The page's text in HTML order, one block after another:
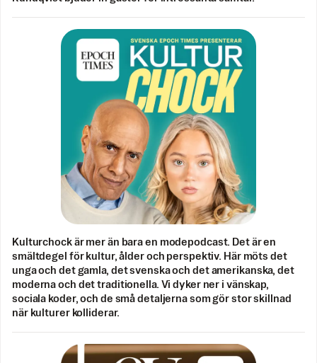
Kulturchock är mer än bara en modepodcast. Det är en
smältdegel för kultur, ålder och perspektiv. Här möts det
unga och det gamla, det svenska och det amerikanska, det
moderna och det traditionella. Vi dyker ner i vänskap,
sociala koder, och de små detaljerna som gör stor skillnad
när kulturer kolliderar.